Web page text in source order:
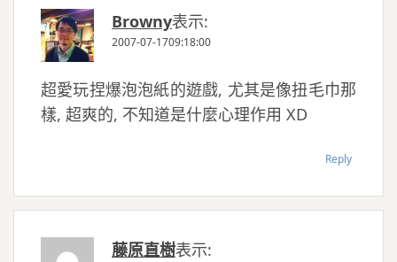
Browny表示:
2007-07-1709:18:00
超愛玩捏爆泡泡紙的遊戲, 尤其是像扭毛巾那
樣, 超爽的, 不知道是什麼心理作用 XD
Reply
藤原直樹表示: